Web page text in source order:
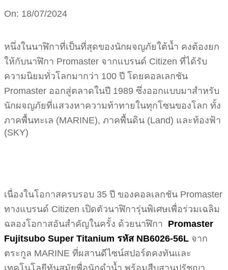
On: 18/07/2024
หนึ่งในนาฬิกาที่เป็นที่สุดของนักผจญภัยใต้น้ำ คงต้องยก
ให้กับนาฬิกา Promaster จากแบรนด์ Citizen ที่ได้รับ
ความนิยมทั่วโลกมากว่า 100 ปี โดยคอลเลกชัน
Promaster ออกสู่ตลาดในปี 1989 ซึ่งออกแบบมาสำหรับ
นักผจญภัยที่แสวงหาความท้าทายในทุกโซนของโลก ทั้ง
ภาคพื้นทะเล (MARINE), ภาคพื้นดิน (Land) และท้องฟ้า
(SKY)
เนื่องในโอกาสครบรอบ 35 ปี ของคอลเลกชัน Promaster
ทางแบรนด์ Citizen เปิดตัวนาฬิการุ่นพิเศษเพื่อร่วมเฉลิม
ฉลองโอกาสอันสำคัญในครั้ง ด้วยนาฬิกา Promaster
Fujitsubo Super Titanium รหัส NB6026-56L จาก
ตระกูล MARINE ที่ผสานดีไซน์สปอร์ตคงทันและ